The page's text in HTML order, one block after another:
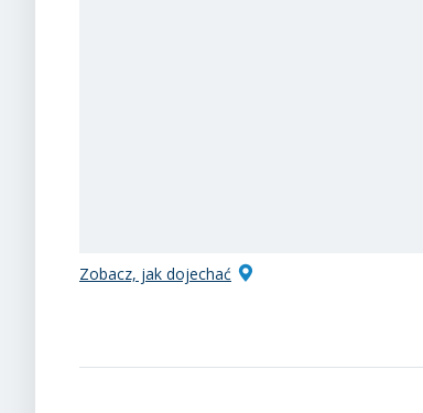
Zobacz, jak dojechać